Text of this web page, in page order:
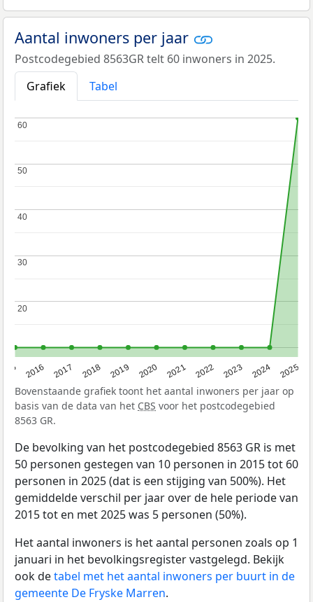
Aantal inwoners per jaar
Postcodegebied 8563GR telt 60 inwoners in 2025.
Grafiek
Tabel
2016 2017 2018 2019 2020 2021 2022 2023 2024 2025
20
20
30
30
40
40
50
50
60
60
Bovenstaande grafiek toont het aantal inwoners per jaar op
basis van de data van het CBS voor het postcodegebied
8563 GR.
De bevolking van het postcodegebied 8563 GR is met
50 personen gestegen van 10 personen in 2015 tot 60
personen in 2025 (dat is een stijging van 500%). Het
gemiddelde verschil per jaar over de hele periode van
2015 tot en met 2025 was 5 personen (50%).
Het aantal inwoners is het aantal personen zoals op 1
januari in het bevolkingsregister vastgelegd. Bekijk
ook detabel met het aantal inwoners per buurt in de
gemeente De Fryske Marren.